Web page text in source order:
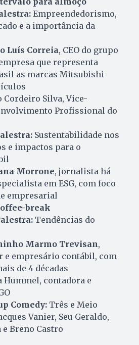
Empreendedorismo,
e a importância da
Luís Correia, CEO do grupo
que representa
as marcas Mitsubishi
Cordeiro Silva, Vice-
Profissional do
Sustentabilidade nos
e impactos para o
Morrone, jornalista há
em ESG, com foco
empresarial
break
Tendências do
Marmo Trevisan,
e empresário contábil, com
de 4 décadas
Hummel, contadora e
Comedy: Três e Meio
Vanier, Seu Geraldo,
e Breno Castro